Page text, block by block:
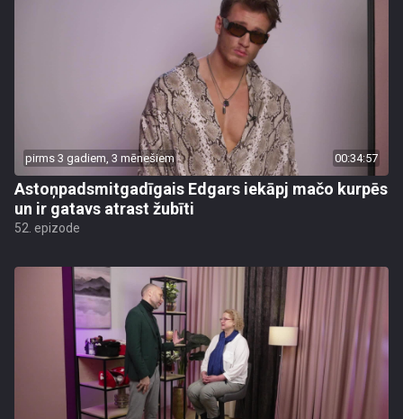
pirms 3 gadiem, 3 mēnešiem 00:34:57
Astoņpadsmitgadīgais Edgars iekāpj mačo kurpēs
un ir gatavs atrast žubīti
52. epizode